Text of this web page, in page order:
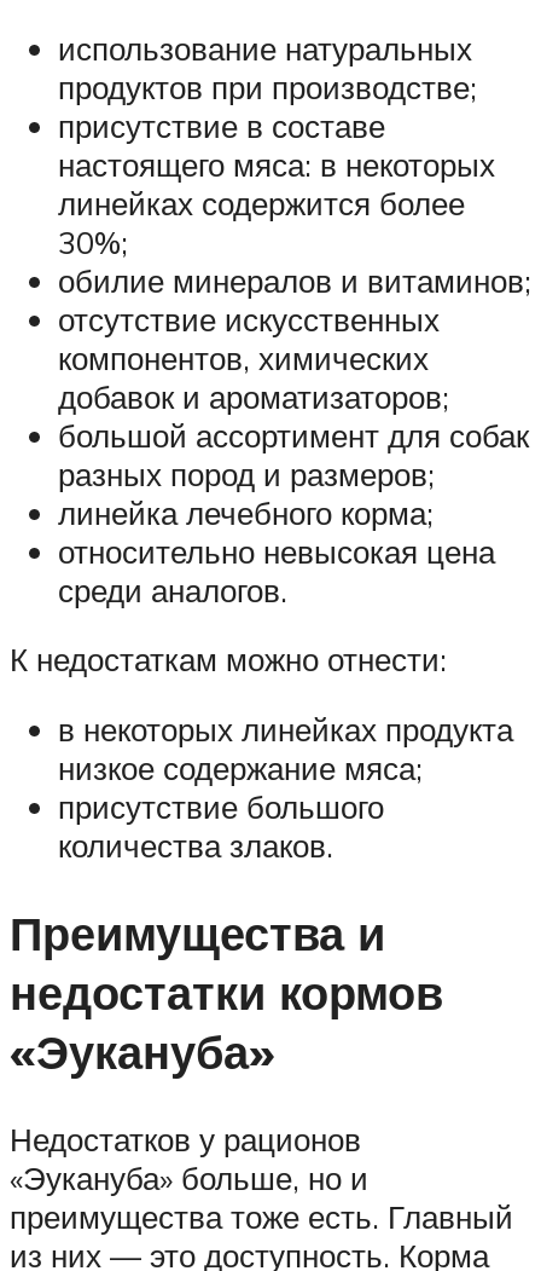
использование натуральных
продуктов при производстве;
присутствие в составе
настоящего мяса: в некоторых
линейках содержится более
30%;
обилие минералов и витаминов;
отсутствие искусственных
компонентов, химических
добавок и ароматизаторов;
большой ассортимент для собак
разных пород и размеров;
линейка лечебного корма;
относительно невысокая цена
среди аналогов.
К недостаткам можно отнести:
в некоторых линейках продукта
низкое содержание мяса;
присутствие большого
количества злаков.
Преимущества и
недостатки кормов
«Эукануба»
Недостатков у рационов
«Эукануба» больше, но и
преимущества тоже есть. Главный
из них — это доступность. Корма